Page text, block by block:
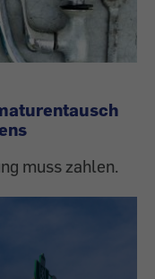
muss zahlen.